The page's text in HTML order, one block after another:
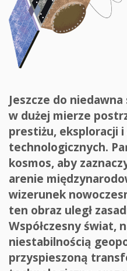
Jeszcze do
w dużej mierze
prestiżu, eksploracji i
technologicznych.
kosmos, aby
arenie
wizerunek
ten obraz uległ
Współczesny świat,
niestabilnością
przyspieszoną